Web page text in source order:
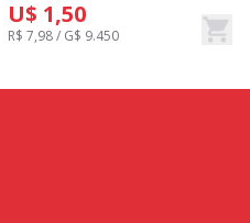
U$ 1,50
R$ 7,98 / G$ 9.450